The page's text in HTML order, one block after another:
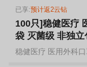
已享:预计返2云钻
100只]稳健医疗
袋 灭菌级 非独
稳健医疗 医用外科口